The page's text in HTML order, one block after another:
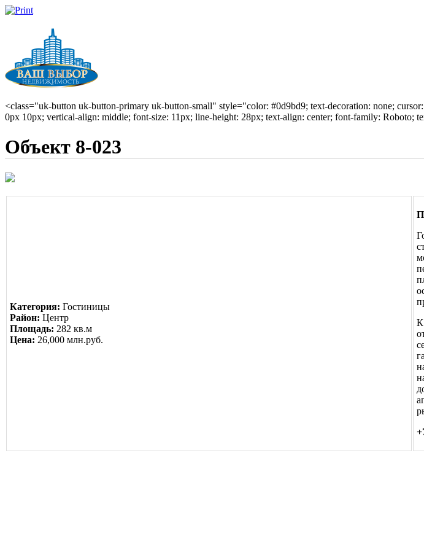
<class="uk-button uk-button-primary uk-button-small" style="color: #0d9bd9; text-decoration: none;
0px 10px; vertical-align: middle; font-size: 11px; line-height: 28px; text-align: center; font-family: Roboto;
Объект 8-023
Категория: Гостиницы
Район: Центр
Площадь: 282 кв.м
Цена: 26,000 млн.руб.
К